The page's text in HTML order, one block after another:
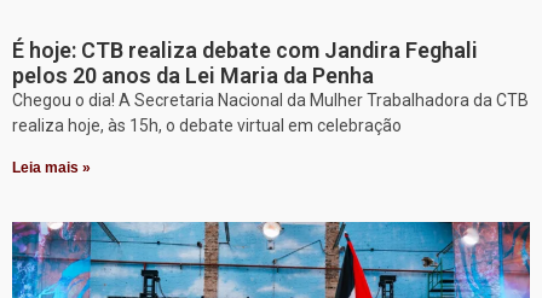
É hoje: CTB realiza debate com Jandira Feghali
pelos 20 anos da Lei Maria da Penha
Chegou o dia! A Secretaria Nacional da Mulher Trabalhadora da CTB
realiza hoje, às 15h, o debate virtual em celebração
Leia mais »